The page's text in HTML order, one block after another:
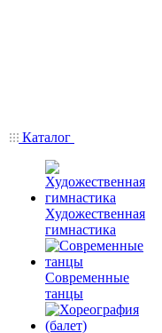
Каталог
Художественная
гимнастика
Современные
танцы